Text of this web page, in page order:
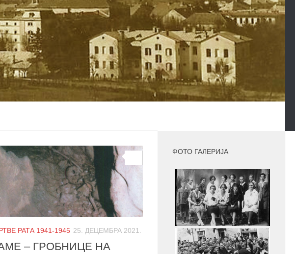
РАТА 1941-1945 25. ДЕЦЕМБРА 2021.
– ГРОБНИЦЕ НА
ФОТО ГАЛЕРИЈА